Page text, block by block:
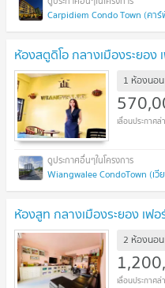
Carpidiem Condo Town (คา
ห้องสตูดิโอ กลางเมืองระยอง
1 ห้องนอน
Wiangwalee CondoTown (เ
ห้องสูท กลางเมืองระยอง เฟ
2 ห้องนอน